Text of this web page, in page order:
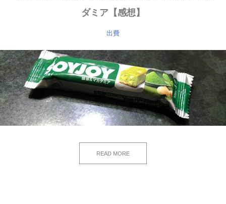
ダミア【感想】
出費
READ MORE